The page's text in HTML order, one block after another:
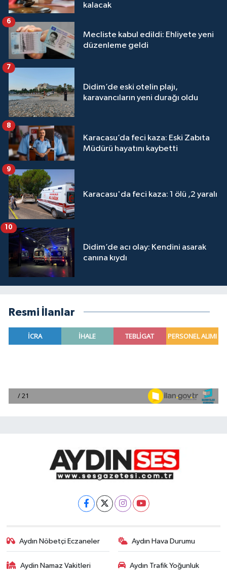
kalacak
Mecliste kabul edildi: Ehliyete yeni
düzenleme geldi
6
Didim’de eski otelin plajı,
karavancıların yeni durağı oldu
7
Karacasu’da feci kaza: Eski Zabıta
Müdürü hayatını kaybetti
8
Karacasu'da feci kaza: 1 ölü ,2 yaralı
9
Didim’de acı olay: Kendini asarak
canına kıydı
10
Resmi İlanlar
Aydın Nöbetçi Eczaneler Aydın Hava Durumu
Aydin Namaz Vakitleri
Aydın Trafik Yoğunluk